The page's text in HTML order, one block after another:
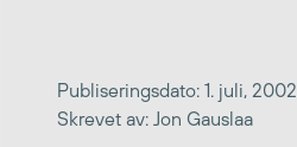
Publiseringsdato: 1. juli, 2002
Skrevet av: Jon Gauslaa